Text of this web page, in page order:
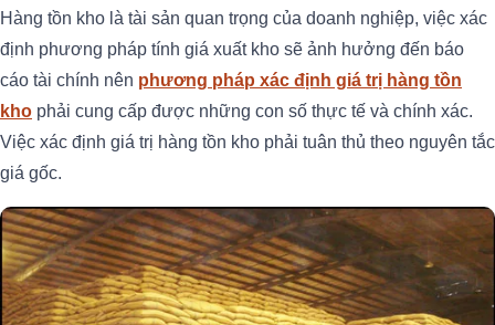
Hàng tồn kho là tài sản quan trọng của doanh nghiệp, việc xác
định phương pháp tính giá xuất kho sẽ ảnh hưởng đến báo
cáo tài chính nên phương pháp xác định giá trị hàng tồn
kho phải cung cấp được những con số thực tế và chính xác.
Việc xác định giá trị hàng tồn kho phải tuân thủ theo nguyên tắc
giá gốc.